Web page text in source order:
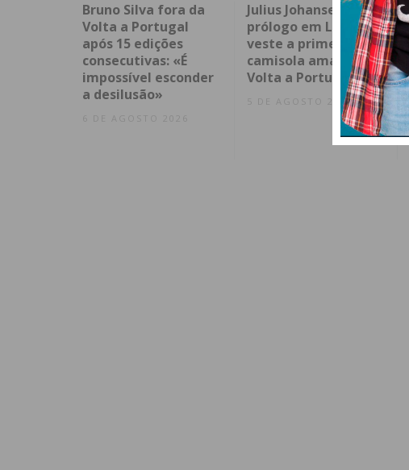
Bruno Silva fora da
Volta a Portugal
após 15 edições
consecutivas: «É
impossível esconder
a desilusão»
6 DE AGOSTO 2026
Julius Johansen vence
prólogo em Lisboa e
veste a primeira
camisola amarela da
Volta a Portugal
5 DE AGOSTO 2026